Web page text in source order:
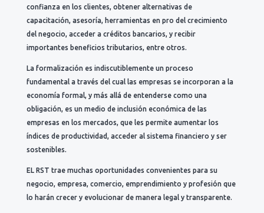
confianza en los clientes, obtener alternativas de
capacitación, asesoría, herramientas en pro del crecimiento
del negocio, acceder a créditos bancarios, y recibir
importantes beneficios tributarios, entre otros.
La formalización es indiscutiblemente un proceso
fundamental a través del cual las empresas se incorporan a la
economía formal, y más allá de entenderse como una
obligación, es un medio de inclusión económica de las
empresas en los mercados, que les permite aumentar los
índices de productividad, acceder al sistema financiero y ser
sostenibles.
EL RST trae muchas oportunidades convenientes para su
negocio, empresa, comercio, emprendimiento y profesión que
lo harán crecer y evolucionar de manera legal y transparente.